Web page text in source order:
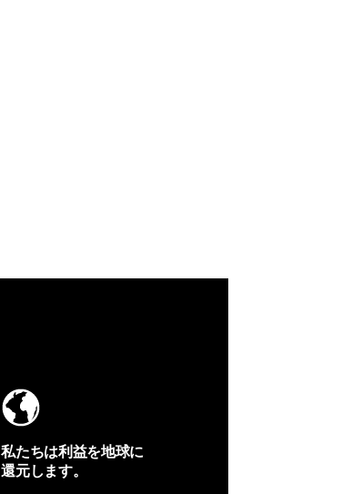
私たちは利益を地球に
還元します。